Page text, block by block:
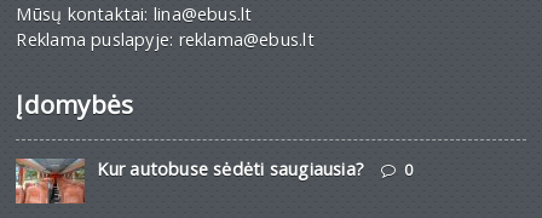
Mūsų kontaktai: lina@ebus.lt
Reklama puslapyje: reklama@ebus.lt
Įdomybės
Kur autobuse sėdėti saugiausia? 0